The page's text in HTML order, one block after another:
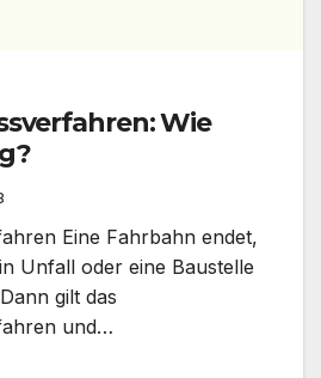
Wie
Eine Fahrbahn endet,
Unfall oder eine Baustelle
gilt das
und…